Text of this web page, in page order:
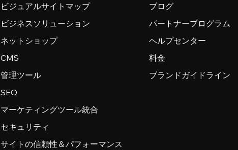
ビジュアルサイトマップ
ビジネスソリューション
ネットショップ
CMS
管理ツール
SEO
マーケティングツール統合
セキュリティ
サイトの信頼性＆パフォーマンス
ブログ
パートナープログラム
ヘルプセンター
料金
ブランドガイドライン